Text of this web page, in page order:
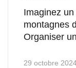
Imaginez
montagnes
Organiser
29 octobre